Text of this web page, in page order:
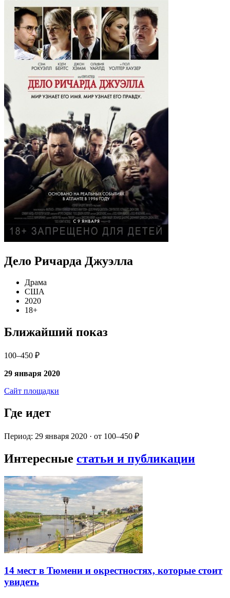
Дело Ричарда Джуэлла
Драма
США
2020
18+
Ближайший показ
100–450 ₽
29 января 2020
Сайт площадки
Где идет
Период: 29 января 2020 · от 100–450 ₽
Интересные статьи и публикации
14 мест в Тюмени и окрестностях, которые стоит
увидеть